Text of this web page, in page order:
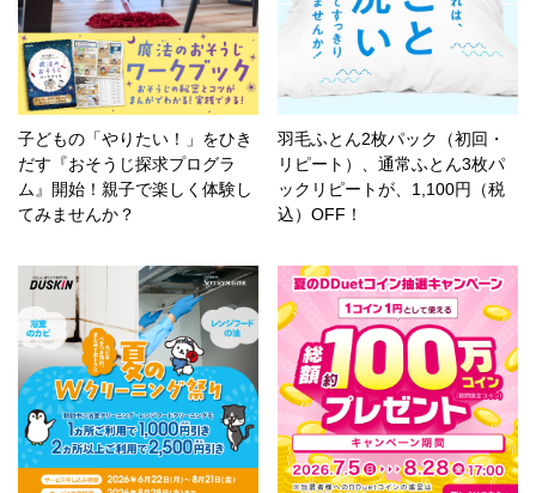
子どもの「やりたい！」をひき
だす『おそうじ探求プログラ
ム』開始！親子で楽しく体験し
てみませんか？
羽毛ふとん2枚パック（初回・
リピート）、通常ふとん3枚パ
ックリピートが、1,100円（税
込）OFF！